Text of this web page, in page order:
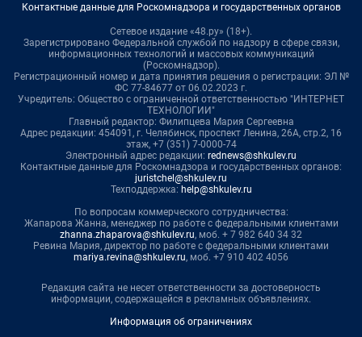
Контактные данные для Роскомнадзора и государственных органов
Сетевое издание «48.ру» (18+).
Зарегистрировано Федеральной службой по надзору в сфере связи,
информационных технологий и массовых коммуникаций
(Роскомнадзор).
Регистрационный номер и дата принятия решения о регистрации: ЭЛ №
ФС 77-84677 от 06.02.2023 г.
Учредитель: Общество с ограниченной ответственностью "ИНТЕРНЕТ
ТЕХНОЛОГИИ"
Главный редактор: Филипцева Мария Сергеевна
Адрес редакции: 454091, г. Челябинск, проспект Ленина, 26А, стр.2, 16
этаж, +7 (351) 7-0000-74
Электронный адрес редакции: rednews@shkulev.ru
Контактные данные для Роскомнадзора и государственных органов:
juristchel@shkulev.ru
Техподдержка: help@shkulev.ru
По вопросам коммерческого сотрудничества:
Жапарова Жанна, менеджер по работе с федеральными клиентами
zhanna.zhaparova@shkulev.ru, моб. + 7 982 640 34 32
Ревина Мария, директор по работе с федеральными клиентами
mariya.revina@shkulev.ru, моб. +7 910 402 4056
Редакция сайта не несет ответственности за достоверность
информации, содержащейся в рекламных объявлениях.
Информация об ограничениях